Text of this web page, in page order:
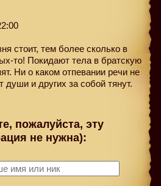
стоит, тем более сколько в
то! Покидают тела в братскую
Ни о каком отпевании речи не
души и других за собой тянут.
пожалуйста, эту
не нужна):